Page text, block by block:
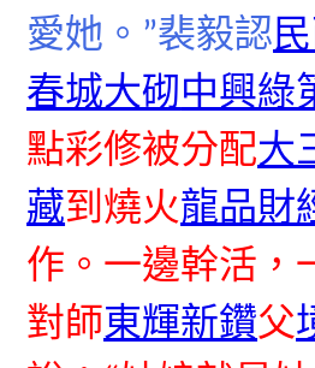
愛她。”裴毅認
春城大砌中興綠
點彩修被分配大
藏到燒火龍品財
作。一邊幹活，
對師東輝新鑽父